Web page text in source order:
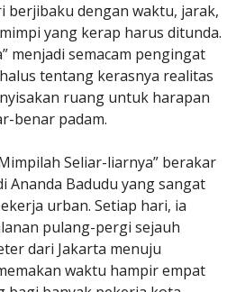
berjibaku dengan waktu, jarak,
yang kerap harus ditunda.
menjadi semacam pengingat
tentang kerasnya realitas
ruang untuk harapan
benar padam.
Seliar-liarnya” berakar
Ananda Badudu yang sangat
urban. Setiap hari, ia
pulang-pergi sejauh
dari Jakarta menuju
waktu hampir empat